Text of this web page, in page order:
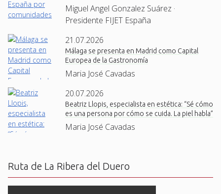
Miguel Angel Gonzalez Suárez ·
Presidente FIJET España
21.07.2026
Málaga se presenta en Madrid como Capital
Europea de la Gastronomía
Maria José Cavadas
20.07.2026
Beatriz Llopis, especialista en estética: “Sé cómo
es una persona por cómo se cuida. La piel habla”
Maria José Cavadas
Ruta de La Ribera del Duero